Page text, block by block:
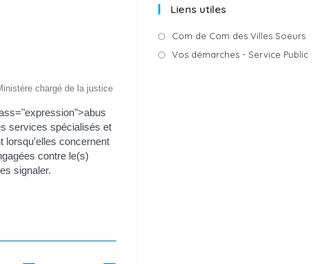
chargé de la justice
services spécialisés et
lorsqu'elles concernent
contre le(s)
signaler.
e
Liens utiles
Com de Com des Villes Soeurs
dans
Vos démarches - Service Public